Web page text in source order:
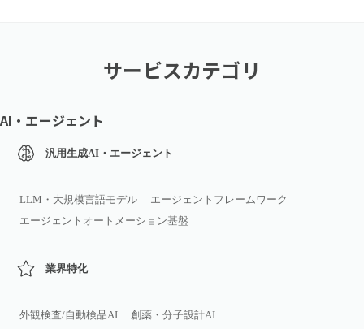
サービスカテゴリ
AI・エージェント
汎用生成AI・エージェント
LLM・大規模言語モデル
エージェントフレームワーク
エージェントオートメーション基盤
業界特化
外観検査/自動検品AI 創薬・分子設計AI